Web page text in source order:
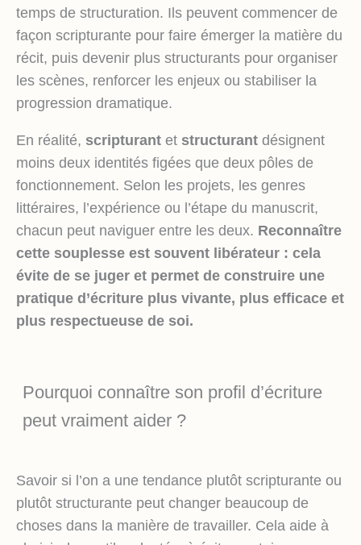
temps de structuration. Ils peuvent commencer de
façon scripturante pour faire émerger la matière du
récit, puis devenir plus structurants pour organiser
les scènes, renforcer les enjeux ou stabiliser la
progression dramatique.
En réalité, scripturantet structurantdésignent
moins deux identités figées que deux pôles de
fonctionnement. Selon les projets, les genres
littéraires, l’expérience ou l’étape du manuscrit,
chacun peut naviguer entre les deux. Reconnaître
cette souplesse est souvent libérateur : cela
évite de se juger et permet de construire une
pratique d’écriture plus vivante, plus efficace et
plus respectueuse de soi.
Pourquoi connaître son profil d’écriture
peut vraiment aider ?
Savoir si l’on a une tendance plutôt scripturante ou
plutôt structurante peut changer beaucoup de
choses dans la manière de travailler. Cela aide à